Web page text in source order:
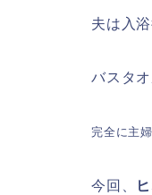
夫は入浴
バスタ
完全に主
今回、